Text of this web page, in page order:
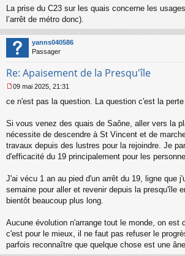
e
n
o
n
l
u
La prise du C23 sur les quais concerne les
l’arrêt de métro donc).
yanns040586
Passager
Re: Apaisement de la Presqu'île
e
s
a
g
e
n
n
u
09 mai 2025, 21:31
ce n'est pas la question. La question c'est la
Si vous venez des quais de Saône, aller vers la
nécessite de descendre à St Vincent et de
travaux depuis des lustres pour la rejoindre. Je
d'efficacité du 19 principalement pour les
J'ai vécu 1 an au pied d'un arrêt du 19, ligne que
semaine pour aller et revenir depuis la presqu'île
bientôt beaucoup plus long.
Aucune évolution n'arrange tout le monde, on est
c'est pour le mieux, il ne faut pas refuser le
parfois reconnaître que quelque chose est une